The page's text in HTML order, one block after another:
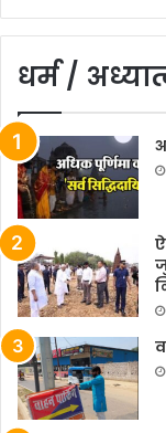
धर्म /